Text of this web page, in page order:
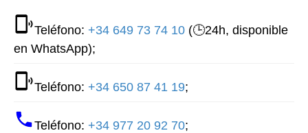
Teléfono: +34 649 73 74 10 (🕒24h, disponible
en WhatsApp);
Teléfono: +34 650 87 41 19;
Teléfono: +34 977 20 92 70;